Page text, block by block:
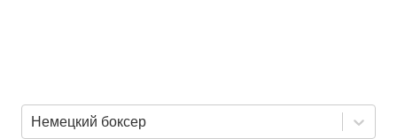
Немецкий боксер